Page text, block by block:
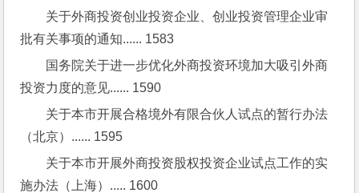
关于外商投资创业投资企业、创业投资管理企业审
批有关事项的通知...... 1583
国务院关于进一步优化外商投资环境加大吸引外商
投资力度的意见...... 1590
关于本市开展合格境外有限合伙人试点的暂行办法
（北京）...... 1595
关于本市开展外商投资股权投资企业试点工作的实
施办法（上海）..... 1600